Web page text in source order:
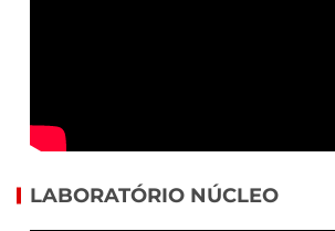
LABORATÓRIO NÚCLEO